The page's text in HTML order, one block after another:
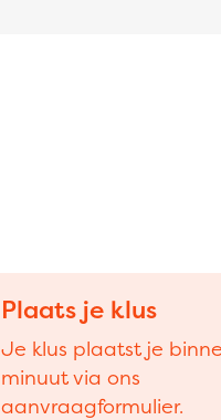
Plaats je klus
Je klus plaatst je
minuut via ons
aanvraagformulier.